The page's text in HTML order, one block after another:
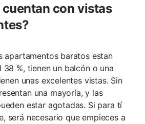
cuentan con vistas
apartamentos baratos estan
38 %, tienen un balcón o una
unas excelentes vistas. Sin
una mayoría, y las
estar agotadas. Si para tí
será necesario que empieces a